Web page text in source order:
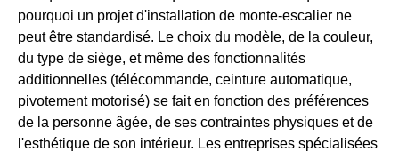
pourquoi un projet d'installation de monte-escalier ne
peut être standardisé. Le choix du modèle, de la couleur,
du type de siège, et même des fonctionnalités
additionnelles (télécommande, ceinture automatique,
pivotement motorisé) se fait en fonction des préférences
de la personne âgée, de ses contraintes physiques et de
l'esthétique de son intérieur. Les entreprises spécialisées